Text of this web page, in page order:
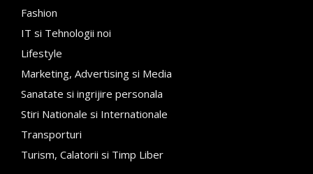
Fashion
IT si Tehnologii noi
Lifestyle
Marketing, Advertising si Media
Sanatate si ingrijire personala
Stiri Nationale si Internationale
Transporturi
Turism, Calatorii si Timp Liber